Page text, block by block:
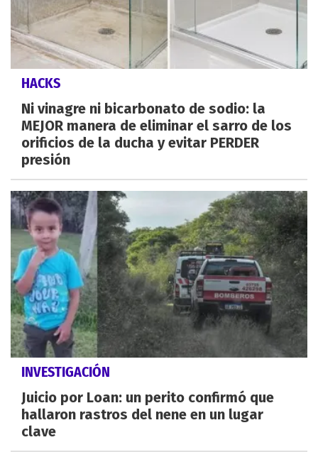
HACKS
Ni vinagre ni bicarbonato de sodio: la
MEJOR manera de eliminar el sarro de los
orificios de la ducha y evitar PERDER
presión
INVESTIGACIÓN
Juicio por Loan: un perito confirmó que
hallaron rastros del nene en un lugar
clave